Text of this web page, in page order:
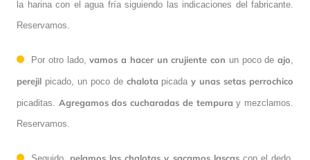
la harina con el agua fría siguiendo las indicaciones del fabricante.
Reservamos.
Por otro lado,vamos a hacer un crujiente con un poco de ajo
perejil picado, un poco de chalota picada y unas setas perrochico
picaditas. Agregamos dos cucharadas de tempura y mezclamos.
Reservamos.